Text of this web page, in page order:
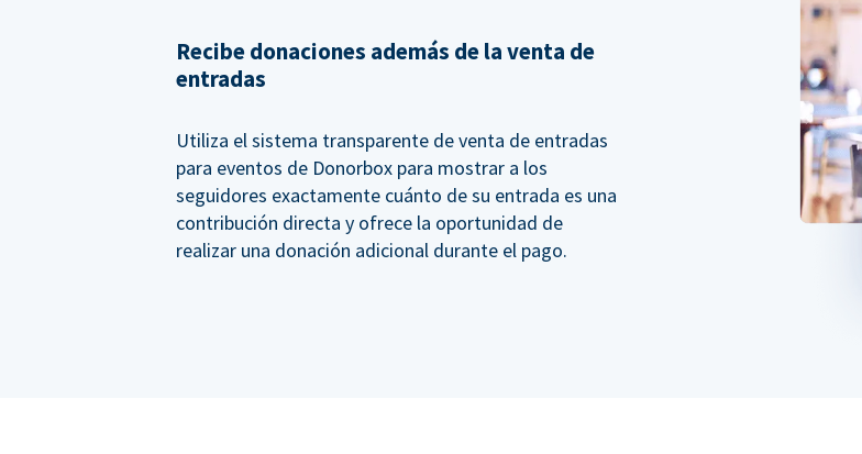
Recibe donaciones además de la venta de
entradas
Utiliza el sistema transparente de venta de entradas
para eventos de Donorbox para mostrar a los
seguidores exactamente cuánto de su entrada es una
contribución directa y ofrece la oportunidad de
realizar una donación adicional durante el pago.